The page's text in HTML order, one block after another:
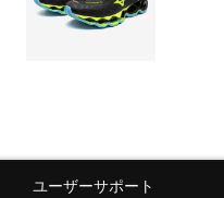
ユーザーサポート